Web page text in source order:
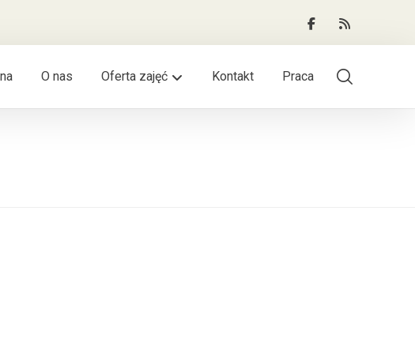
O nas Oferta zajęć Kontakt Praca